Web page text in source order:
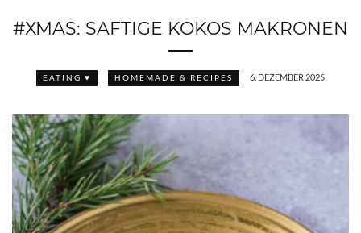
#XMAS: SAFTIGE KOKOS MAKRONEN
EATING ♥ HOMEMADE & RECIPES 6. DEZEMBER 2025